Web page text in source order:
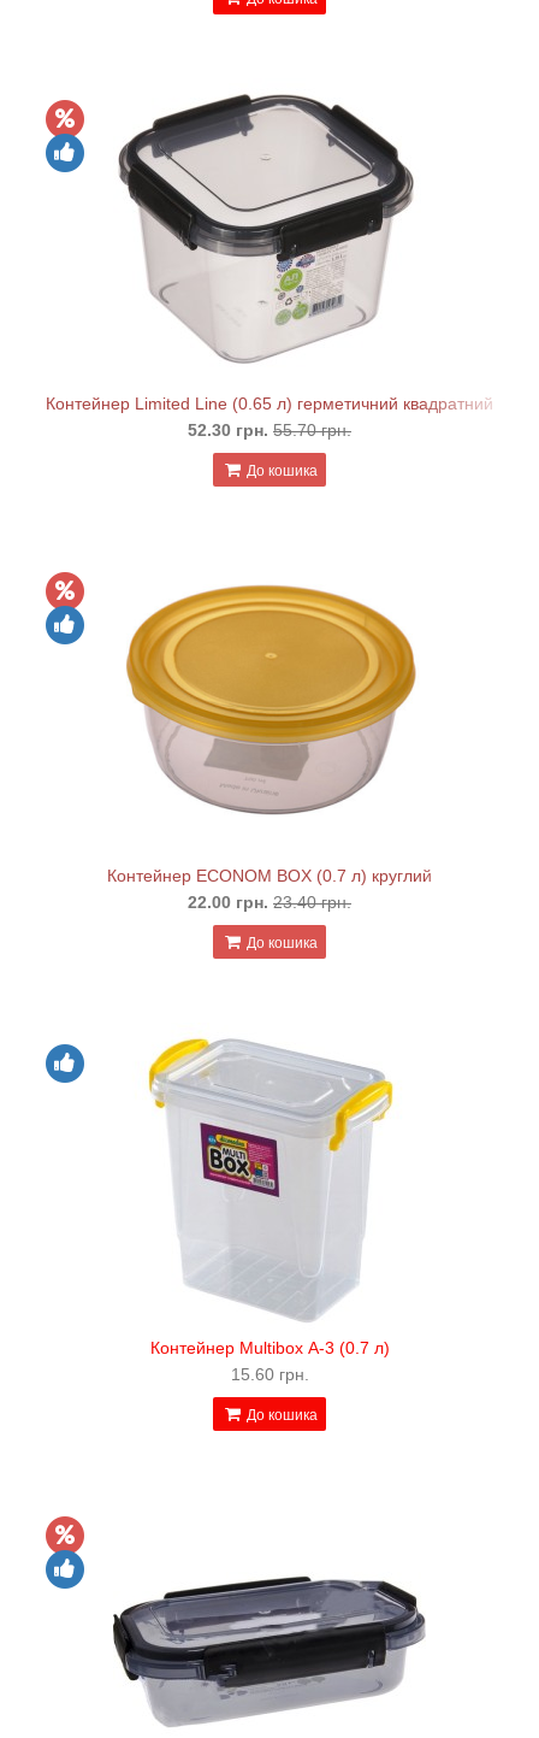
Контейнер Limited Line (0.65 л) герметичний квадратний
52.30 грн. 55.70 грн.
До кошика
Контейнер ECONOM BOX (0.7 л) круглий
22.00 грн. 23.40 грн.
До кошика
Контейнер Multibox А-3 (0.7 л)
15.60 грн.
До кошика